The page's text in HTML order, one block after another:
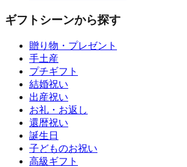
ギフトシーンから探す
贈り物・プレゼント
手土産
プチギフト
結婚祝い
出産祝い
お礼・お返し
還暦祝い
誕生日
子どものお祝い
高級ギフト